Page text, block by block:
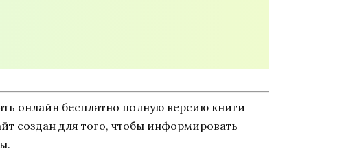
онлайн бесплатно полную версию книги
создан для того, чтобы информировать